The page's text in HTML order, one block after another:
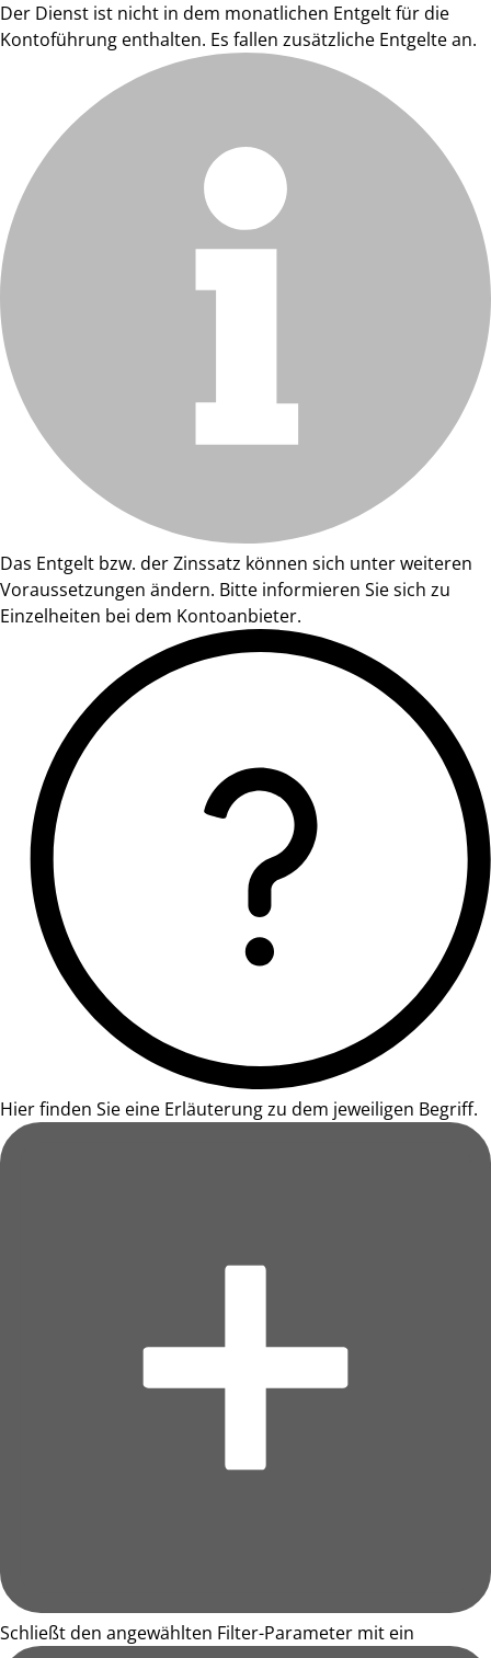
Der Dienst ist nicht in dem monatlichen Entgelt für die
Kontoführung enthalten. Es fallen zusätzliche Entgelte an.
Das Entgelt bzw. der Zinssatz können sich unter weiteren
Voraussetzungen ändern. Bitte informieren Sie sich zu
Einzelheiten bei dem Kontoanbieter.
Hier finden Sie eine Erläuterung zu dem jeweiligen Begriff.
Schließt den angewählten Filter-Parameter mit ein